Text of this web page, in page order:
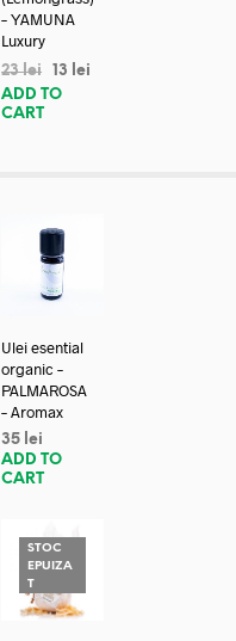
– YAMUNA
Luxury
23lei 13
lei
ADD TO
CART
Ulei esential
organic –
PALMAROSA
– Aromax
35 lei
ADD TO
CART
STOC
EPUIZA
T